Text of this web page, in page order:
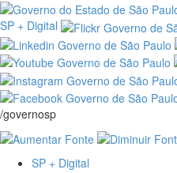
SP + Digital
/governosp
SP + Digital